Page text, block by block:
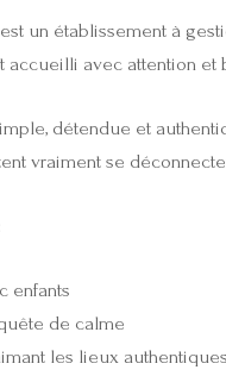
est un établissement à
accueilli avec attention et
détendue et
vraiment se
enfants
de calme
les lieux authentiques